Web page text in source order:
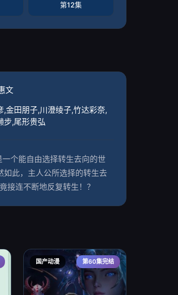
第12集
文
金田朋子,川澄绫子,竹达彩奈,
步,尾形贵弘
个能自由选择转生去向的世
如此，主人公所选择的转生去
接连不断地反复转生！？
国产动漫 第60集完结